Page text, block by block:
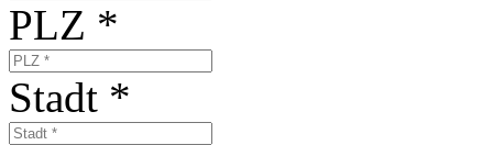
PLZ *
Stadt *